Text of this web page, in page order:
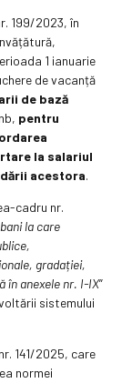
199/2023, în
1 ianuarie
de vacanță
de bază
pentru
la salariul
acestora.
cadru nr.
la care
gradației,
în anexele nr. I-IX”
sistemului
141/2025, care
normei